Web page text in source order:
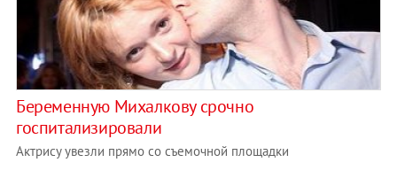
Беременную Михалкову срочно
госпитализировали
Актрису увезли прямо со съемочной площадки